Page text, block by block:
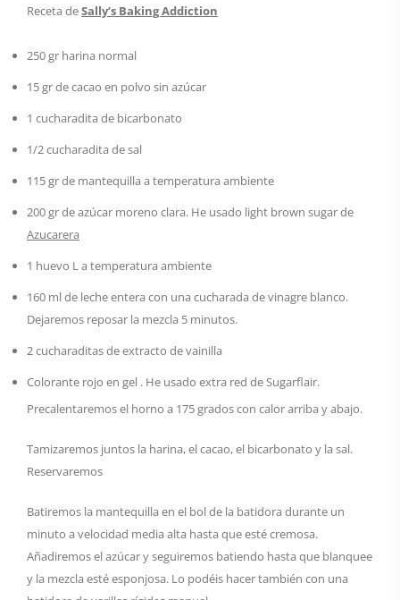
Receta deSally’s Baking Addiction
250 gr harina normal
15 gr de cacao en polvo sin azúcar
1 cucharadita de bicarbonato
1/2 cucharadita de sal
115 gr de mantequilla a temperatura ambiente
200 gr de azúcar moreno clara. He usado light brown sugar de
Azucarera
1 huevo L a temperatura ambiente
160 ml de leche entera con una cucharada de vinagre blanco.
Dejaremos reposar la mezcla 5 minutos.
2 cucharaditas de extracto de vainilla
Colorante rojo en gel . He usado extra red de Sugarflair.
Precalentaremos el horno a 175 grados con calor arriba y abajo.
Tamizaremos juntos la harina, el cacao, el bicarbonato y la sal.
Reservaremos
Batiremos la mantequilla en el bol de la batidora durante un
minuto a velocidad media alta hasta que esté cremosa.
Añadiremos el azúcar y seguiremos batiendo hasta que blanquee
y la mezcla esté esponjosa. Lo podéis hacer también con una